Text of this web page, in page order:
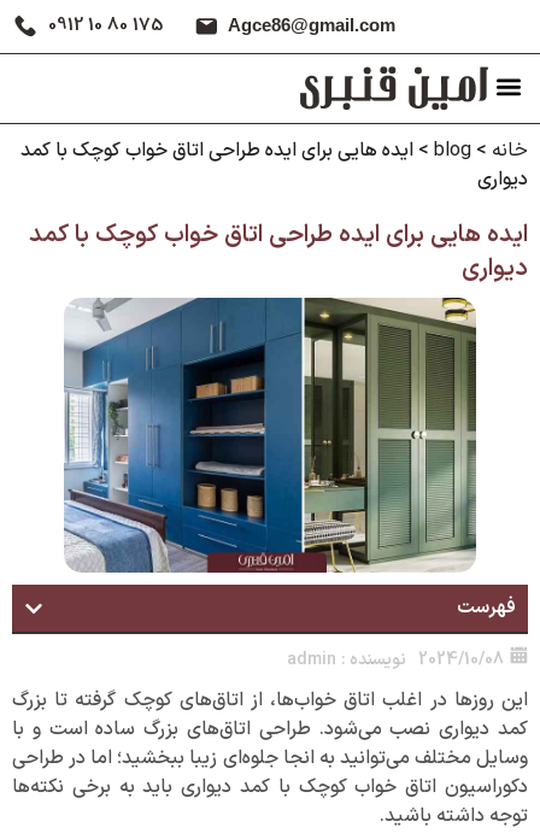
0912 10 80 175 Agce86@gmail.com
خانه>
blog
> ایده هایی برای ایده طراحی اتاق خواب کوچک با کمد
دیواری
ایده هایی برای ایده طراحی اتاق خواب کوچک با کمد
دیواری
فهرست
2024/10/08 نویسنده : admin
این روز‌ها در اغلب اتاق خواب‌ها، از اتاق‌های کوچک گرفته تا بزرگ
کمد دیواری نصب می‌شود. طراحی اتاق‌های بزرگ ساده است و با
وسایل مختلف می‌توانید به انجا جلوه‌ای زیبا ببخشید؛ اما در طراحی
دکوراسیون اتاق خواب کوچک با کمد دیواری باید به برخی نکته‌ها
توجه داشته باشید.